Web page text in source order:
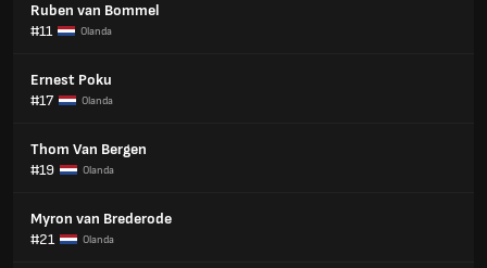
Ruben van Bommel
#11
Olanda
Ernest Poku
#17
Olanda
Thom Van Bergen
#19
Olanda
Myron van Brederode
#21
Olanda